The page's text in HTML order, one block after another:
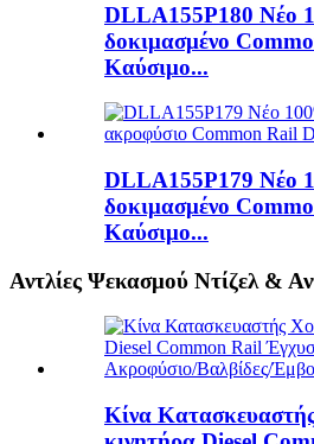
DLLA155P180 Νέο
δοκιμασμένο
Καύσιμο...
DLLA155P179 Νέο
δοκιμασμένο
Καύσιμο...
Αντλίες Ψεκασμού Ντίζελ &
Κίνα